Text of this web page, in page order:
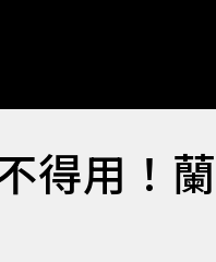
得用！